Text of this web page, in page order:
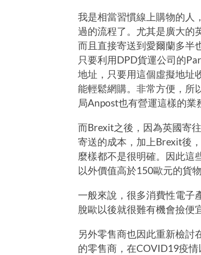
我是相當習慣線上購物的人
過的流程了。尤其是廣大的
而且直接寄送到愛爾蘭多半
只要利用DPD貨運公司的
地址，只要用這個虛擬地址
能輕鬆網購。非常方便，所
局Anpost也有營運這樣的業
而Brexit之後，因為英國寄
寄送的成本，加上Brexit後
麼樣都不是很明確。因此這
以外價值高於150歐元的貨
一般來說，很多消費性電子
脫歐以後就很難有機會撿便
另外零售商也因此重新檢討
的零售商，在COVID19疫